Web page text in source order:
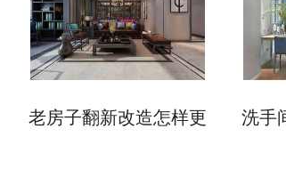
老房子翻新改造怎样更
洗手